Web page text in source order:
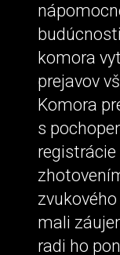
komora
prejavov
Komora
s
mali
radi ho